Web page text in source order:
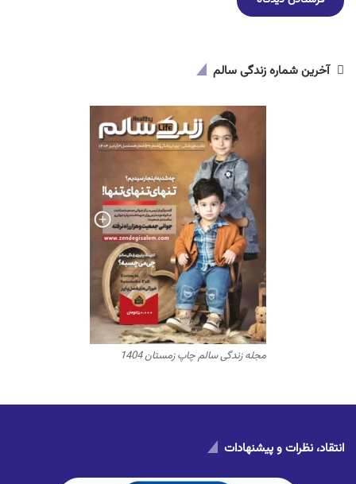
آخرین شماره زندگی سالم
مجله زندگی سالم چاپ زمستان 1404
انتقاد، نظرات و پیشنهادات